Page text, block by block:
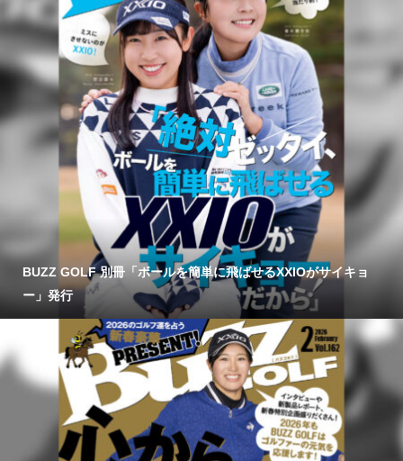
BUZZ GOLF 別冊「ボールを簡単に飛ばせるXXIOがサイキョ
ー」発行